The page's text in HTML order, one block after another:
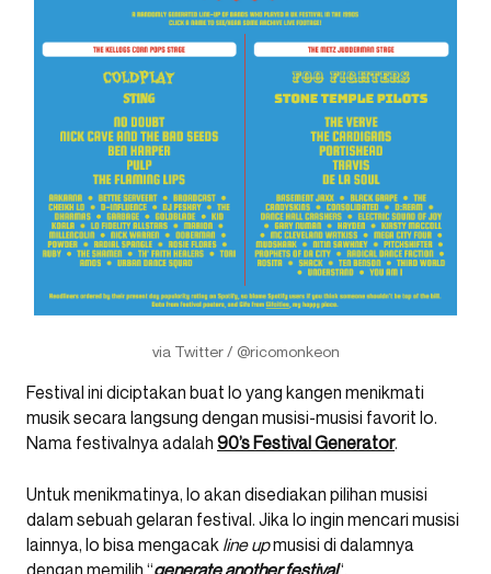
via Twitter / @ricomonkeon
Festival ini diciptakan buat lo yang kangen menikmati
musik secara langsung dengan musisi-musisi favorit lo.
Nama festivalnya adalah 90’s Festival Generator.
Untuk menikmatinya, lo akan disediakan pilihan musisi
dalam sebuah gelaran festival. Jika lo ingin mencari musisi
lainnya, lo bisa mengacak line upmusisi di dalamnya
dengan memilih “generate another festival“.